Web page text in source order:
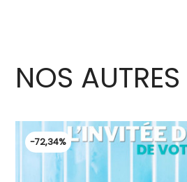
NOS
-72,34%